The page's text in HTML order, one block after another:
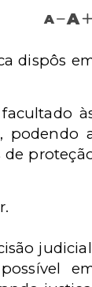
A A
dispôs
podendo
de